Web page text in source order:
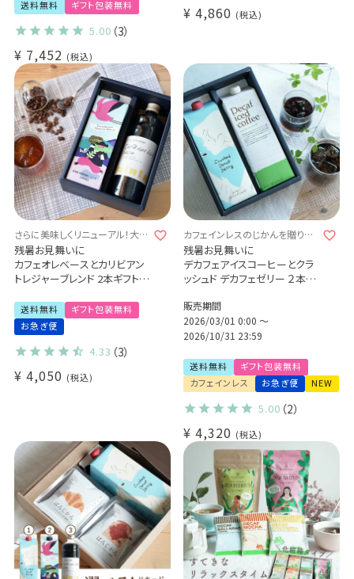
送料無料 ギフト包装無料
5.00 （3）
¥ 7,452 税込
¥ 4,860 税込
さらに美味しくリニューアル！大切
な方へ特別な贈り物を
残暑お見舞いに
カフェオレベースとカリビアン
トレジャーブレンド 2本ギフトセ
特別なコーヒーギフト Qグレー
ダー厳選 スペシャルティコー
ヒー豆使用
アイスコーヒー カフェオレ(l)
送料無料
ギフト包装無料
お急ぎ便
4.33 （3）
¥ 4,050 税込
カフェインレスのじかんを贈りま
せんか？
残暑お見舞いに
デカフェアイスコーヒーとクラ
ッシュド デカフェゼリー ２本詰
送料無料 数量限定 自家焙煎
カフェインレス ノンカフェイン
お礼 内祝 出産祝い 手土産に
販売期間
2026/03/01 0:00〜
2026/10/31 23:59
送料無料
ギフト包装無料
カフェインレス
お急ぎ便 NEW
5.00 （2）
¥ 4,320 税込